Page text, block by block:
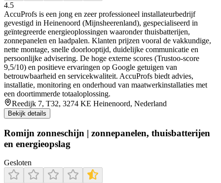
4.5
AccuProfs is een jong en zeer professioneel installateurbedrijf
gevestigd in Heinenoord (Mijnsheerenland), gespecialiseerd in
geïntegreerde energieoplossingen waaronder thuisbatterijen,
zonnepanelen en laadpalen. Klanten prijzen vooral de vakkundige,
nette montage, snelle doorlooptijd, duidelijke communicatie en
persoonlijke advisering. De hoge externe scores (Trustoo‑score
9,5/10) en positieve ervaringen op Google getuigen van
betrouwbaarheid en servicekwaliteit. AccuProfs biedt advies,
installatie, monitoring en onderhoud van maatwerkinstallaties met
een doortimmerde totaaloplossing.
Reedijk 7, T32, 3274 KE Heinenoord, Nederland
Bekijk details
Romijn zonneschijn | zonnepanelen, thuisbatterijen
en energieopslag
Gesloten